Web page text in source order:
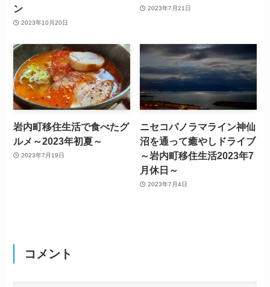
ン
2023年10月20日
2023年7月21日
岩内町移住生活で食べたグ
ルメ～2023年初夏～
2023年7月19日
ニセコパノラマライン神仙
沼を通って癒やしドライブ
～岩内町移住生活2023年7
月休日～
2023年7月4日
コメント